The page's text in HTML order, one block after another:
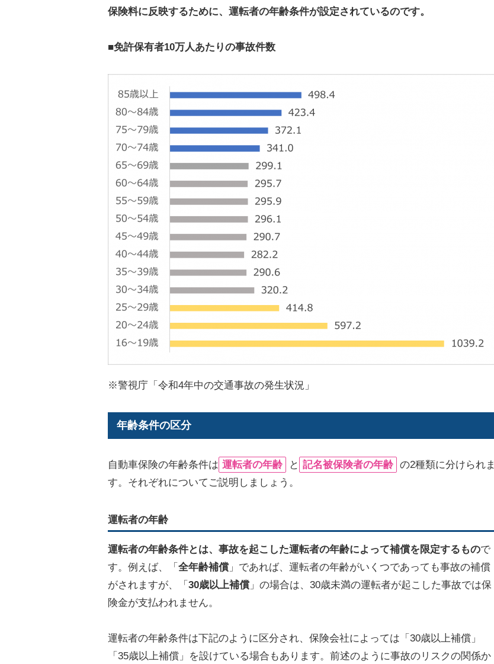
保険料に反映するために、運転者の年齢条件が設定されているのです。
■免許保有者10万人あたりの事故件数
※警視庁「令和4年中の交通事故の発生状況」
年齢条件の区分
自動車保険の年齢条件は 運転者の年齢 と 記名被保険者の年齢 の2種類に分けられま
す。それぞれについてご説明しましょう。
運転者の年齢
運転者の年齢条件とは、事故を起こした運転者の年齢によって補償を限定するもので
す。例えば、「 全年齢補償 」であれば、運転者の年齢がいくつであっても事故の補償
がされますが、「 30歳以上補償 」の場合は、30歳未満の運転者が起こした事故では保
険金が支払われません。
運転者の年齢条件は下記のように区分され、保険会社によっては「30歳以上補償」
「35歳以上補償」を設けている場合もあります。前述のように事故のリスクの関係か